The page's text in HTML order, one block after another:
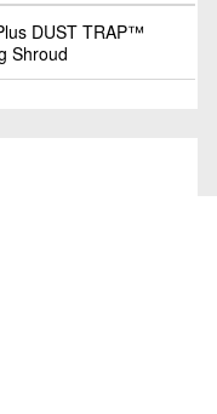
DUST TRAP™
Shroud